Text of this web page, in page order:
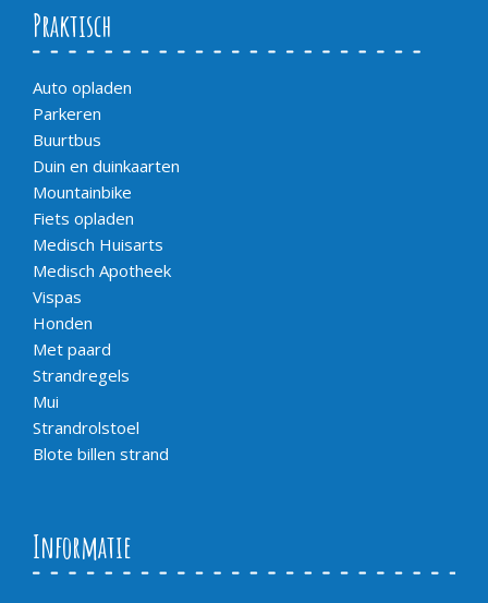
Praktisch
Auto opladen
Parkeren
Buurtbus
Duin en duinkaarten
Mountainbike
Fiets opladen
Medisch Huisarts
Medisch Apotheek
Vispas
Honden
Met paard
Strandregels
Mui
Strandrolstoel
Blote billen strand
Informatie